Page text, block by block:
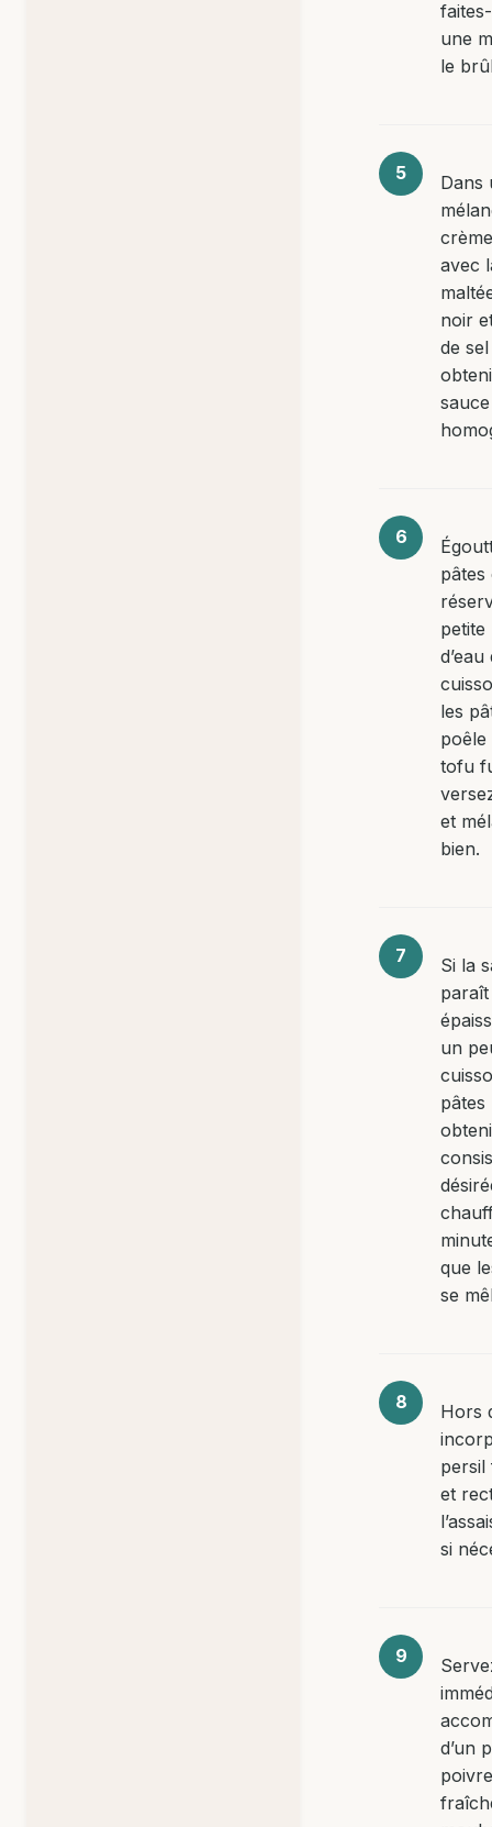
une
le
Dans
avec
noir
de
sauce
pâtes
petite
d’eau
les
poêle
tofu
et
bien.
Si la
un
que
se
Hors
persil
et
si
d’un